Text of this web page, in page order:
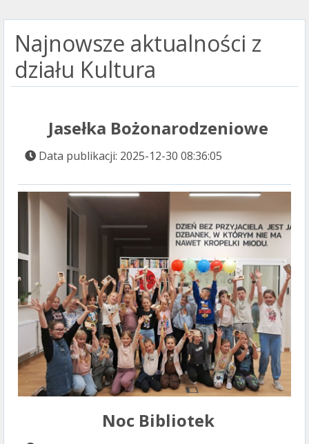
Najnowsze aktualności z
działu Kultura
Jasełka Bożonarodzeniowe
Data publikacji: 2025-12-30 08:36:05
Noc Bibliotek